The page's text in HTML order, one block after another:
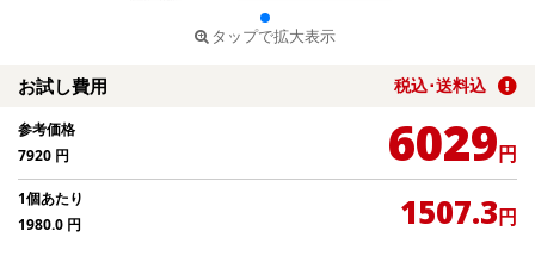
タップで拡大表示
お試し費用 税込･送料込
参考価格
7920 円 6029円
1個あたり
1980.0 円 1507.3円